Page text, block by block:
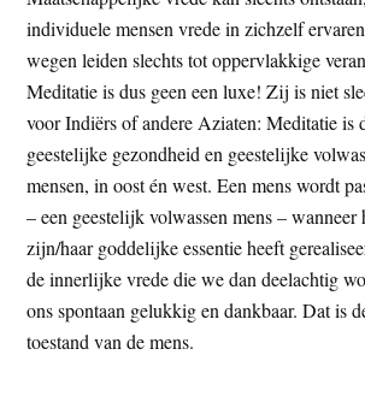
individuele mensen vrede in zichzelf
wegen leiden slechts tot oppervlakkige
Meditatie is dus geen een luxe! Zij is niet
voor Indiërs of andere Aziaten: Meditatie is
geestelijke gezondheid en geestelijke
mensen, in oost én west. Een mens wordt
– een geestelijk volwassen mens –
zijn/haar goddelijke essentie heeft
de innerlijke vrede die we dan deelachtig
ons spontaan gelukkig en dankbaar. Dat is
toestand van de mens.